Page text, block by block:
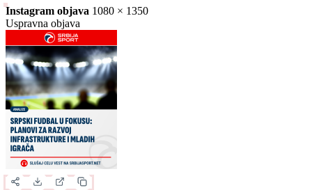
Slika za deljenje
Izaberite format slike.
Ovo je samo generički prikaz izgleda formata. Kliknite na željeni
format da biste generisali stvarnu sliku za ovu vest.